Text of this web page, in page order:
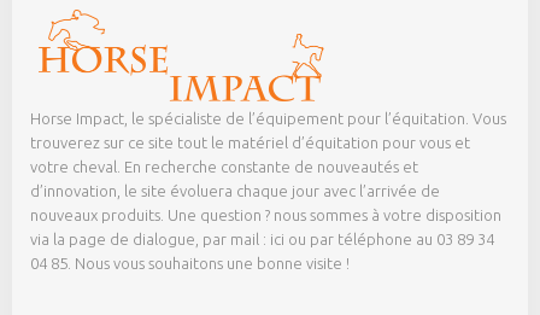
Horse Impact, le spécialiste de l’équipement pour l’équitation. Vous
trouverez sur ce site tout le matériel d’équitation pour vous et
votre cheval. En recherche constante de nouveautés et
d’innovation, le site évoluera chaque jour avec l’arrivée de
nouveaux produits. Une question ? nous sommes à votre disposition
via la page de dialogue, par mail : ici ou par téléphone au 03 89 34
04 85. Nous vous souhaitons une bonne visite !